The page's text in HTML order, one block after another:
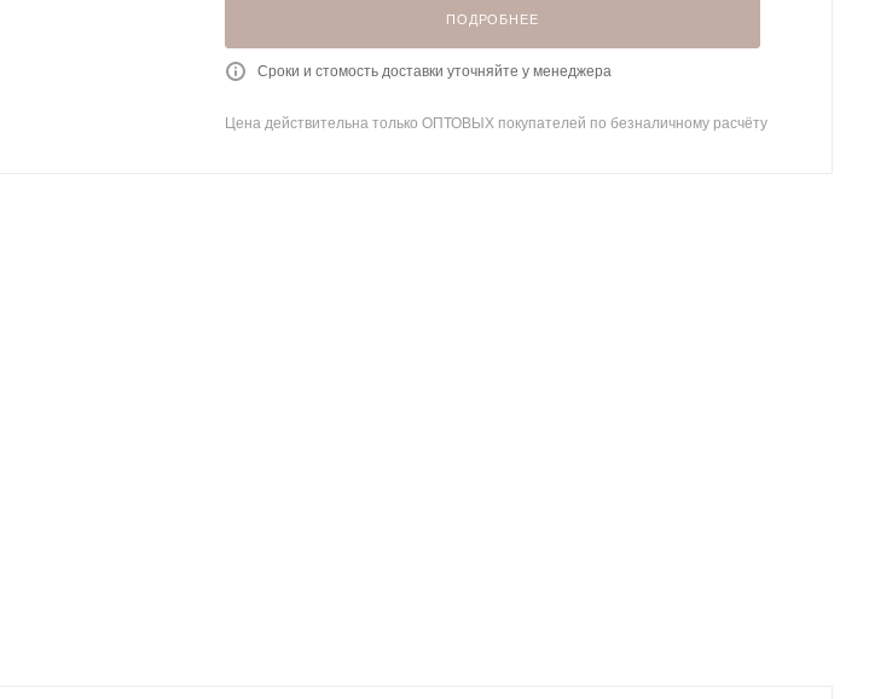
ПОДРОБНЕЕ
Сроки и стомость доставки уточняйте у менеджера
Цена действительна только ОПТОВЫХ покупателей по безналичному расчёту